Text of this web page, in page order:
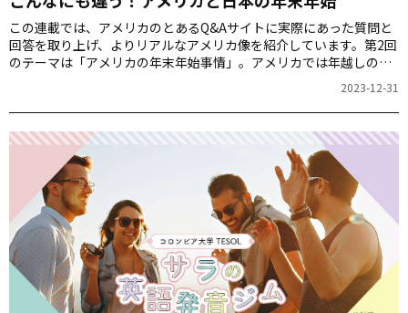
この連載では、アメリカのとあるQ&Aサイトに実際にあった質問と
回答を取り上げ、よりリアルなアメリカ像を紹介しています。第2回
のテーマは「アメリカの年末年始事情」。アメリカでは年越しの瞬
間にキスする・・・？！などなど、日本にはないアメリカの年越し
2023-12-31